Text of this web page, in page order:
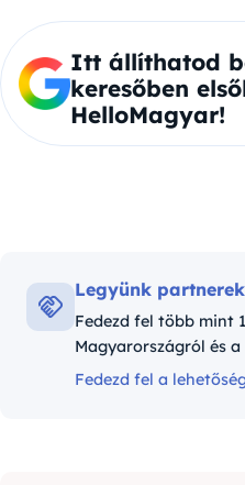
Itt állíthatod
keresőben
HelloMagyar!
Legyünk partnerek
Fedezd fel több mint
Magyarországról és
Fedezd fel a